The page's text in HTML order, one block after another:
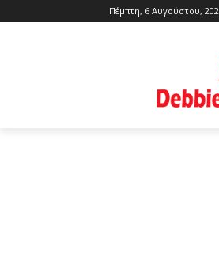
Πέμπτη, 6 Αυγούστου,